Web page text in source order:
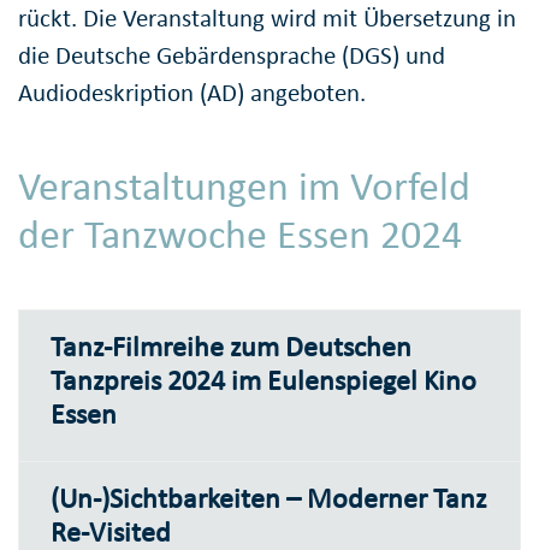
rückt. Die Veranstaltung wird mit Übersetzung in
die Deutsche Gebärdensprache (DGS) und
Audiodeskription (AD) angeboten.
Veranstaltungen im Vorfeld
der Tanzwoche Essen 2024
Tanz-Filmreihe zum Deutschen
Tanzpreis 2024 im Eulenspiegel Kino
Essen
(Un-)Sichtbarkeiten – Moderner Tanz
Re-Visited